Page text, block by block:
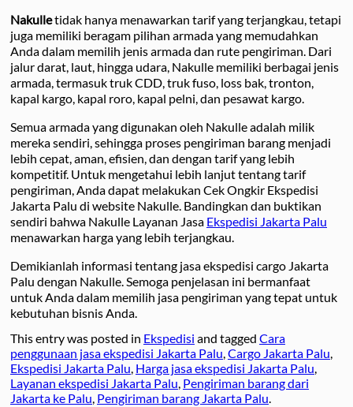
Nakulletidak hanya menawarkan tarif yang terjangkau, tetapi
juga memiliki beragam pilihan armada yang memudahkan
Anda dalam memilih jenis armada dan rute pengiriman. Dari
jalur darat, laut, hingga udara, Nakulle memiliki berbagai jenis
armada, termasuk truk CDD, truk fuso, loss bak, tronton,
kapal kargo, kapal roro, kapal pelni, dan pesawat kargo.
Semua armada yang digunakan oleh Nakulle adalah milik
mereka sendiri, sehingga proses pengiriman barang menjadi
lebih cepat, aman, efisien, dan dengan tarif yang lebih
kompetitif. Untuk mengetahui lebih lanjut tentang tarif
pengiriman, Anda dapat melakukan Cek Ongkir Ekspedisi
Jakarta Palu di website Nakulle. Bandingkan dan buktikan
sendiri bahwa Nakulle Layanan Jasa Ekspedisi Jakarta Palu
menawarkan harga yang lebih terjangkau.
Demikianlah informasi tentang jasa ekspedisi cargo Jakarta
Palu dengan Nakulle. Semoga penjelasan ini bermanfaat
untuk Anda dalam memilih jasa pengiriman yang tepat untuk
kebutuhan bisnis Anda.
This entry was posted in Ekspedisi and tagged Cara
penggunaan jasa ekspedisi Jakarta Palu,Cargo Jakarta Palu,
Ekspedisi Jakarta Palu, Harga jasa ekspedisi Jakarta Palu,
Layanan ekspedisi Jakarta Palu, Pengiriman barang dari
Jakarta ke Palu, Pengiriman barang Jakarta Palu.